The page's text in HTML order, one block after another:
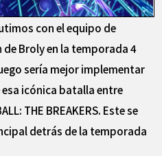
con el equipo de
Broly en la temporada 4
sería mejor implementar
icónica batalla entre
THE BREAKERS. Este se
detrás de la temporada